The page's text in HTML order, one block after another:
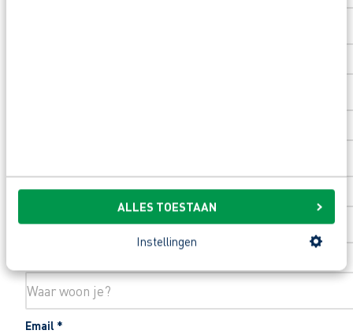
ALLES TOESTAAN
Instellingen
Toevoeging huisnummer
Email *